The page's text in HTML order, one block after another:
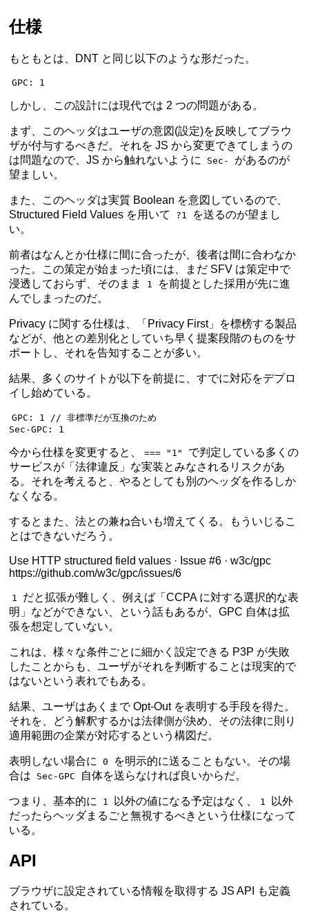
仕様
もともとは、DNT と同じ以下のような形だった。
GPC: 1
しかし、この設計には現代では 2 つの問題がある。
まず、このヘッダはユーザの意図(設定)を反映してブラウ
ザが付与するべきだ。それを JS から変更できてしまうの
は問題なので、JS から触れないように
Sec-
があるのが
望ましい。
また、このヘッダは実質 Boolean を意図しているので、
Structured Field Values を用いて
?1
を送るのが望まし
い。
前者はなんとか仕様に間に合ったが、後者は間に合わなか
った。この策定が始まった頃には、まだ SFV は策定中で
浸透しておらず、そのまま
1
を前提とした採用が先に進
んでしまったのだ。
Privacy に関する仕様は、「Privacy First」を標榜する製品
などが、他との差別化としていち早く提案段階のものをサ
ポートし、それを告知することが多い。
結果、多くのサイトが以下を前提に、すでに対応をデプロ
イし始めている。
GPC: 1 // 非標準だが互換のため
Sec-GPC: 1
今から仕様を変更すると、 === "1"
で判定している多くの
サービスが「法律違反」な実装とみなされるリスクがあ
る。それを考えると、やるとしても別のヘッダを作るしか
なくなる。
するとまた、法との兼ね合いも増えてくる。もういじるこ
とはできないだろう。
Use HTTP structured field values · Issue #6 · w3c/gpc
https://github.com/w3c/gpc/issues/6
1
だと拡張が難しく、例えば「CCPA に対する選択的な表
明」などができない、という話もあるが、GPC 自体は拡
張を想定していない。
これは、様々な条件ごとに細かく設定できる P3P が失敗
したことからも、ユーザがそれを判断することは現実的で
はないという表れでもある。
結果、ユーザはあくまで Opt-Out を表明する手段を得た。
それを、どう解釈するかは法律側が決め、その法律に則り
適用範囲の企業が対応するという構図だ。
表明しない場合に 0
を明示的に送ることもない。その場
合は
Sec-GPC 自体を送らなければ良いからだ。
つまり、基本的に 1 以外の値になる予定はなく、 1
以外
だったらヘッダまるごと無視するべきという仕様になって
いる。
API
ブラウザに設定されている情報を取得する JS API も定義
されている。